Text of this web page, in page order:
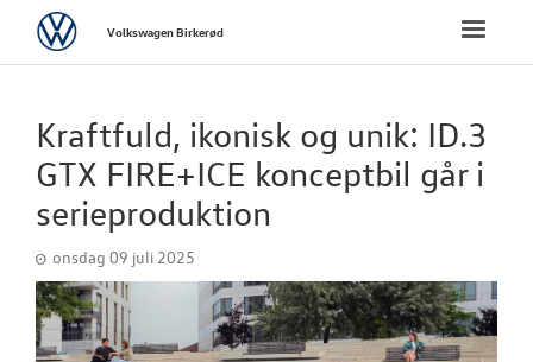
NYE
VÆRKSTED
SKADECENTER
Toggle
VolkswagenVolkswagen Birkerød
Kraftfuld, ikonisk og unik: ID.3
GTX FIRE+ICE konceptbil går i
serieproduktion
onsdag 09 juli 2025